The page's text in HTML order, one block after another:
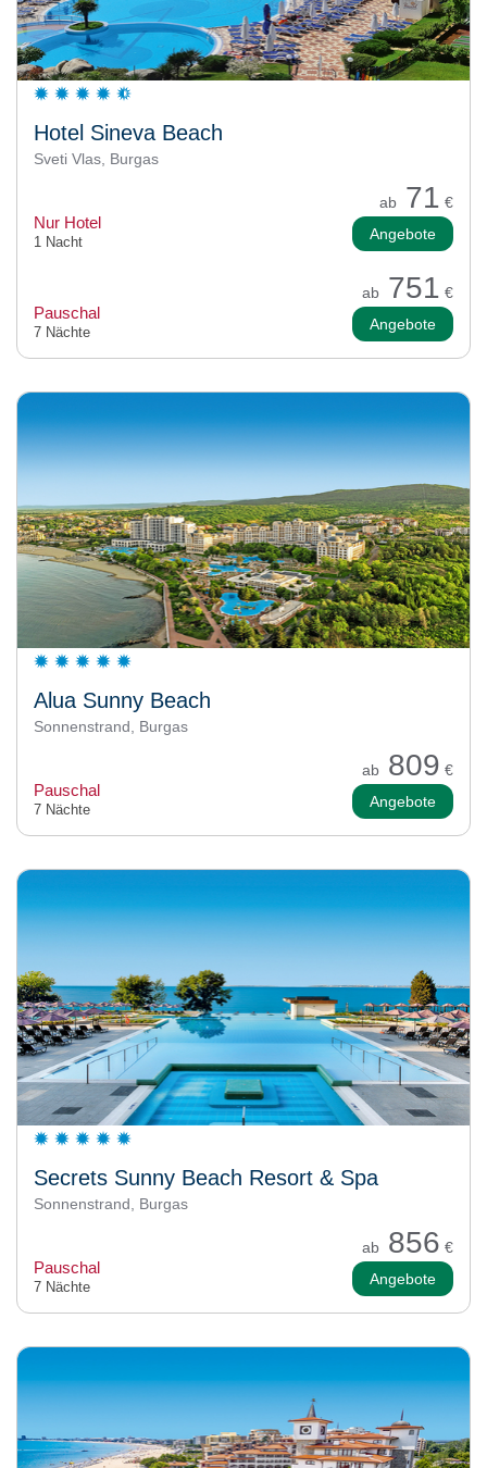
Hotel Sineva Beach
Sveti Vlas, Burgas
ab 71 €
Nur Hotel
1 Nacht Angebote
ab 751 €
Pauschal
7 Nächte Angebote
Alua Sunny Beach
Sonnenstrand, Burgas
ab 809 €
Pauschal
7 Nächte Angebote
Secrets Sunny Beach Resort & Spa
Sonnenstrand, Burgas
ab 856 €
Pauschal
7 Nächte Angebote